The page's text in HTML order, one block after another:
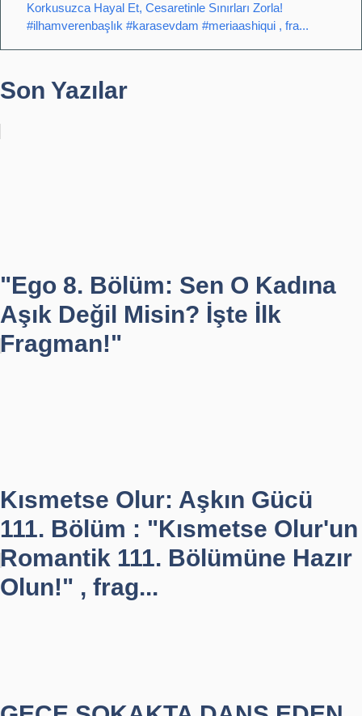
Korkusuzca Hayal Et, Cesaretinle Sınırları Zorla!
#ilhamverenbaşlık #karasevdam #meriaashiqui , fra...
Son Yazılar
"Ego 8. Bölüm: Sen O Kadına
Aşık Değil Misin? İşte İlk
Fragman!"
Kısmetse Olur: Aşkın Gücü
111. Bölüm : "Kısmetse Olur'un
Romantik 111. Bölümüne Hazır
Olun!" , frag...